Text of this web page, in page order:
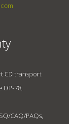
CD transport
DP-78,
CAQ/PAQs,